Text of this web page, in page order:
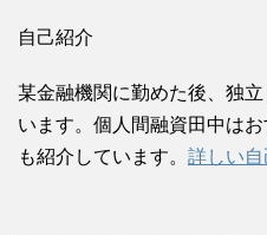
自己紹介
某金融機関に勤めた後、独
います。個人間融資田中は
も紹介しています。 詳しい